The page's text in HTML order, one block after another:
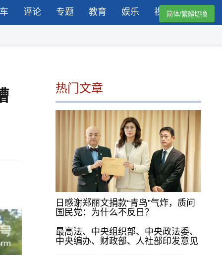
评论 专题 教育 娱乐 视频简体/繁體切換
热门文章
日感谢郑丽文捐款“青鸟”气炸，质问
国民党：为什么不反日？
最高法、中央组织部、中央政法委、
中央编办、财政部、人社部印发意见